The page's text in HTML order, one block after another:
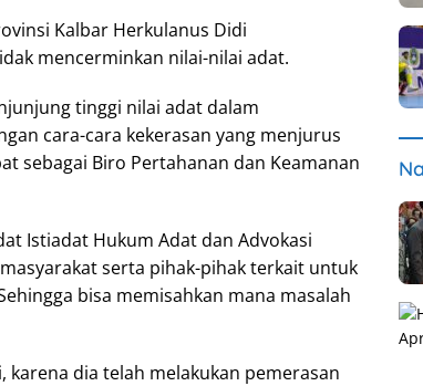
Kalbar Herkulanus Didi
mencerminkan nilai-nilai adat.
tinggi nilai adat dalam
cara-cara kekerasan yang menjurus
sebagai Biro Pertahanan dan Keamanan
Istiadat Hukum Adat dan Advokasi
serta pihak-pihak terkait untuk
bisa memisahkan mana masalah
karena dia telah melakukan pemerasan